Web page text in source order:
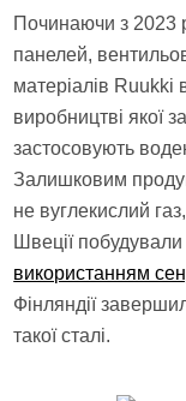
Починаючи з 2023
панелей,
матеріалів Ruukki
виробництві якої
застосовують
Залишковим
не вуглекислий
Швеції побудували
використанням
Фінляндії
такої сталі.